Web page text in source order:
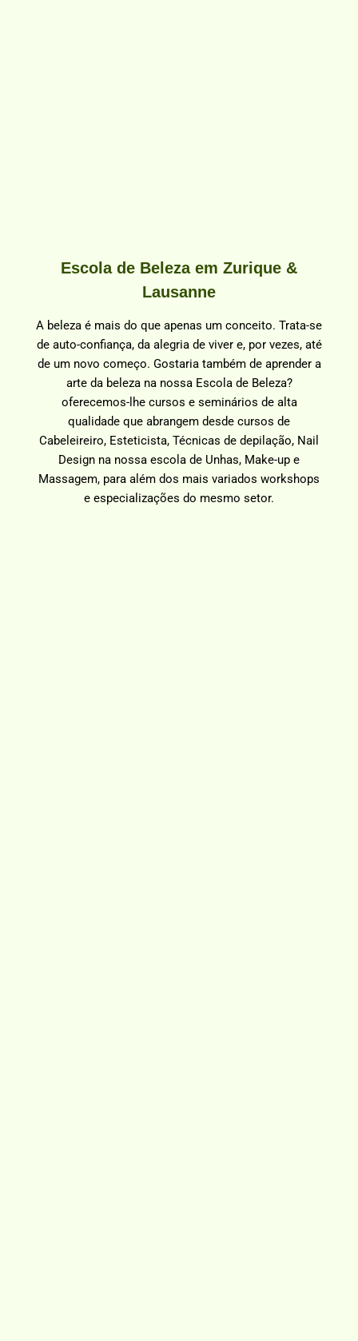
Escola de Beleza em Zurique &
Lausanne
A beleza é mais do que apenas um conceito. Trata-se
de auto-confiança, da alegria de viver e, por vezes, até
de um novo começo. Gostaria também de aprender a
arte da beleza na nossa Escola de Beleza?
oferecemos-lhe cursos e seminários de alta
qualidade que abrangem desde cursos de
Cabeleireiro, Esteticista, Técnicas de depilação, Nail
Design na nossa escola de Unhas, Make-up e
Massagem, para além dos mais variados workshops
e especializações do mesmo setor.